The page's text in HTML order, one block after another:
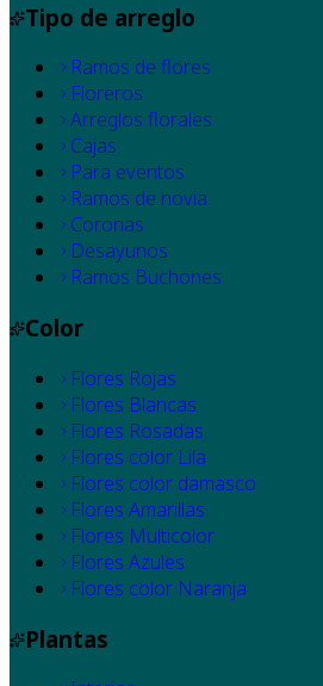
Tipo de arreglo
Ramos de flores
Floreros
Arreglos florales
Cajas
Para eventos
Ramos de novia
Coronas
Desayunos
Ramos Buchones
Color
Flores Rojas
Flores Blancas
Flores Rosadas
Flores color Lila
Flores color damasco
Flores Amarillas
Flores Multicolor
Flores Azules
Flores color Naranja
Plantas